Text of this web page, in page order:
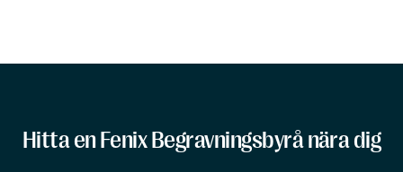
Hitta en Fenix Begravningsbyrå nära dig